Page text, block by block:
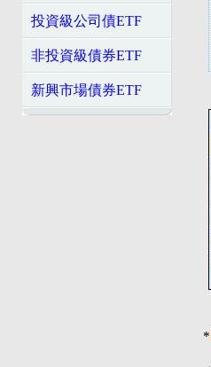
投資級公司債ETF
非投資級債券ETF
新興市場債券ETF
*